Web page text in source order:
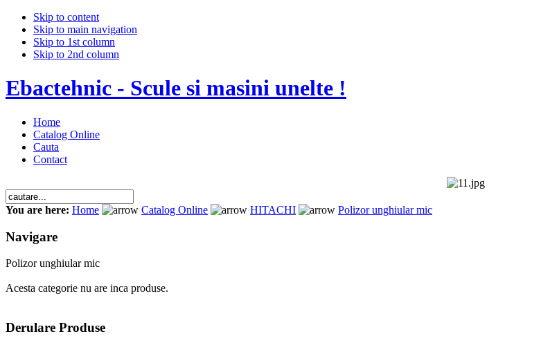
Skip to content
Skip to main navigation
Skip to 1st column
Skip to 2nd column
Ebactehnic - Scule si masini unelte !
Home
Catalog Online
Cauta
Contact
You are here: Home Catalog Online HITACHI Polizor unghiular mic
Navigare
Polizor unghiular mic
Acesta categorie nu are inca produse.
Derulare Produse